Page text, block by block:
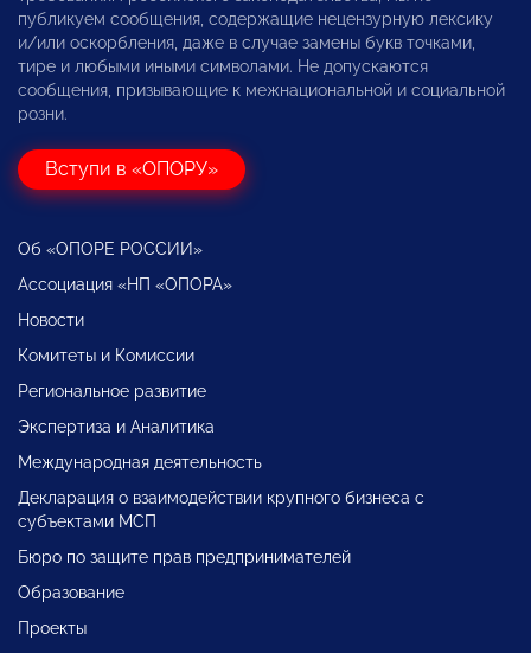
публикуем сообщения, содержащие нецензурную лексику
и/или оскорбления, даже в случае замены букв точками,
тире и любыми иными символами. Не допускаются
сообщения, призывающие к межнациональной и социальной
розни.
Вступи в «ОПОРУ»
Об «ОПОРЕ РОССИИ»
Ассоциация «НП «ОПОРА»
Новости
Комитеты и Комиссии
Региональное развитие
Экспертиза и Аналитика
Международная деятельность
Декларация о взаимодействии крупного бизнеса с
субъектами МСП
Бюро по защите прав предпринимателей
Образование
Проекты